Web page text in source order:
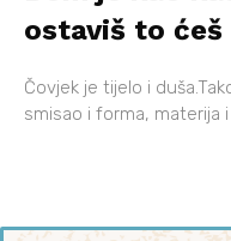
ostaviš to ćeš
Čovjek je tijelo i
smisao i forma, materija i